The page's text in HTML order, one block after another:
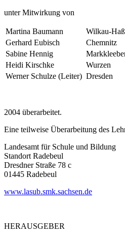
unter Mitwirkung von
Martina Baumann
Wilkau-
Gerhard Eubisch
Chemnitz
Sabine Hennig
Heidi Kirschke
Wurzen
Werner Schulze (Leiter) Dresden
2004 überarbeitet.
Eine teilweise Überarbeitung des
Landesamt für Schule und Bildung
Standort Radebeul
Dresdner Straße 78 c
01445 Radebeul
www.lasub.smk.sachsen.de
HERAUSGEBER